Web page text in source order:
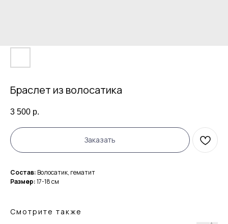
Браслет из волосатика
3 500 р.
Заказать
Состав: Волосатик, гематит
Размер:17-18 см
Смотрите также